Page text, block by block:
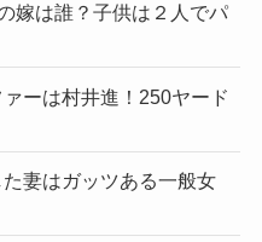
嫁は誰？子供は２人でパ
ーは村井進！250ヤード
妻はガッツある一般女